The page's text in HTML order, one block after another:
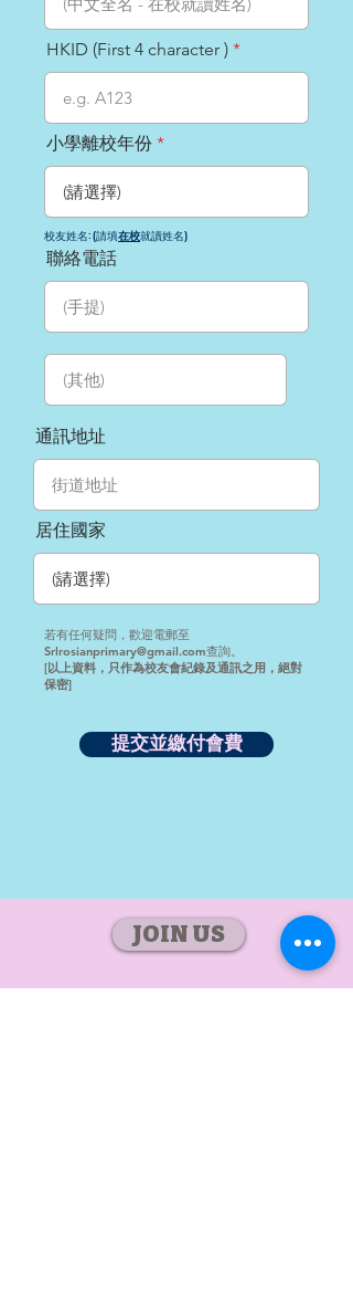
HKID (First 4 character )
小學離校年份
校友姓名: (請填在校就讀姓名)
聯絡電話
通訊地址
居住國家
若有任何疑問，歡迎電郵至
Srlrosianprimary@gmail.com查詢。
[以上資料，只作為校友會紀錄及通訊之用，絕對
保密]
提交並繳付會費
JOIN US